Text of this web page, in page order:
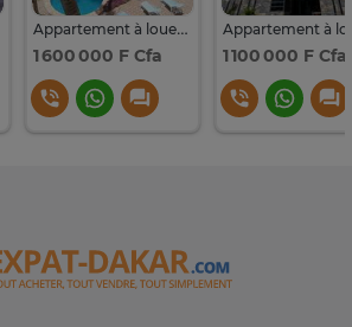
Appartement à louer aux ALMADIES
1 600 000 F Cfa 1 100 000 F Cfa